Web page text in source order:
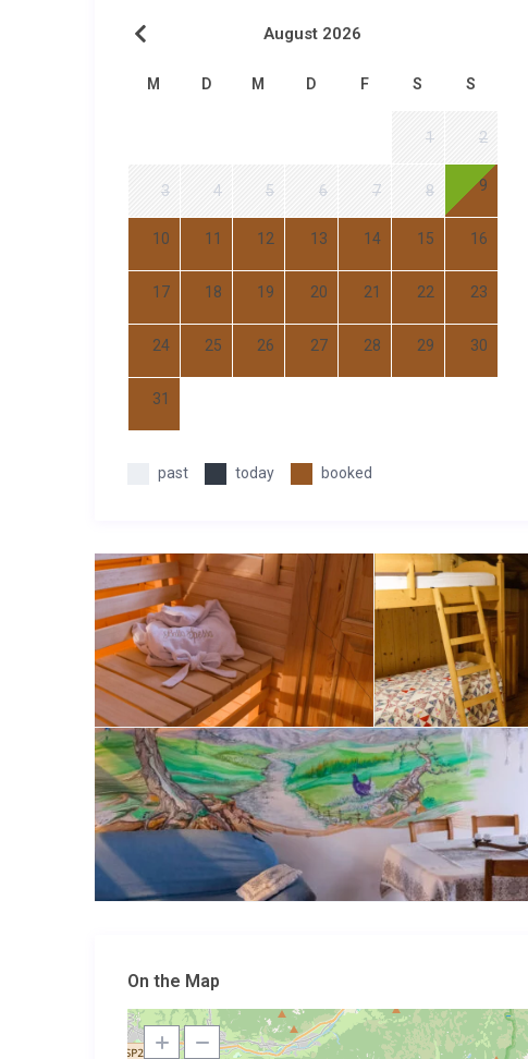
August 2026
M D M D F S S
1 2
3 4 5 6 7 8 9
10 11 12 13 14 15 16
17 18 19 20 21 22 23
24 25 26 27 28 29 30
31
past today booked
On the Map